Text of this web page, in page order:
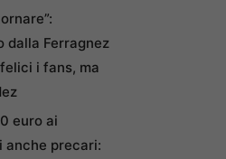
dalla Ferragnez
i fans, ma
euro ai
anche precari: